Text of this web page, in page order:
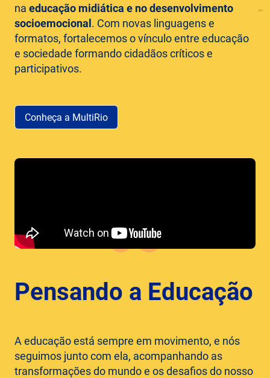
na educação midiática e no desenvolvimento
socioemocional . Com novas linguagens e
formatos, fortalecemos o vínculo entre educação
e sociedade formando cidadãos críticos e
participativos.
Conheça a MultiRio
Pensando a Educação
A educação está sempre em movimento, e nós
seguimos junto com ela, acompanhando as
transformações do mundo e os desafios do nosso